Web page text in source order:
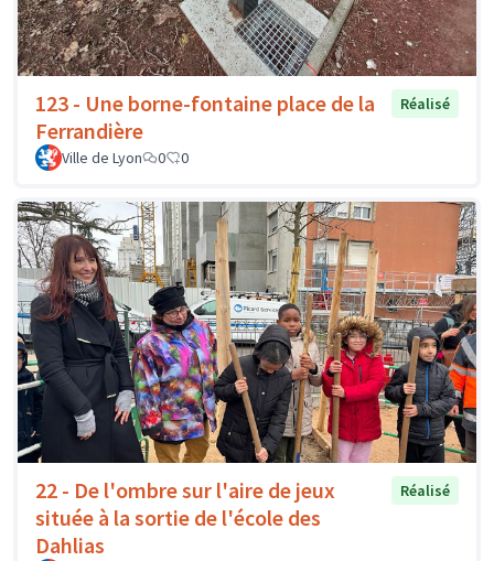
123 - Une borne-fontaine place de la
Ferrandière
Réalisé
Ville de Lyon 0 0
22 - De l'ombre sur l'aire de jeux
située à la sortie de l'école des
Dahlias
Réalisé